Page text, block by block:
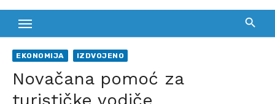
EKONOMIJA IZDVOJENO
Novačana pomoć za